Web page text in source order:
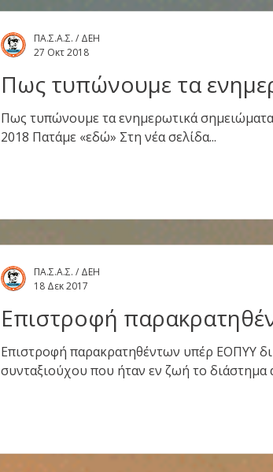
Πως τυπώνουμε τα
Πως τυπώνουμε τα ενημερωτικά
2018 Πατάμε «εδώ» Στη νέα σελίδα...
ΠΑ.Σ.Α.Σ. / ΔΕΗ
27 Οκτ 2018
Επιστροφή
Επιστροφή παρακρατηθέντων υπέρ ΕΟΠΥΥ
συνταξιούχου που ήταν εν ζωή το διάστημα
ΠΑ.Σ.Α.Σ. / ΔΕΗ
18 Δεκ 2017